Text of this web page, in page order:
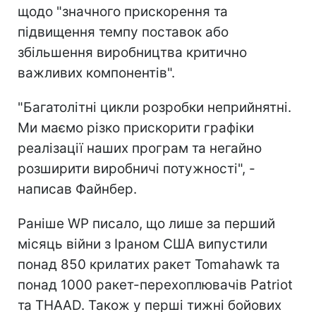
щодо "значного прискорення та
підвищення темпу поставок або
збільшення виробництва критично
важливих компонентів".
"Багатолітні цикли розробки неприйнятні.
Ми маємо різко прискорити графіки
реалізації наших програм та негайно
розширити виробничі потужності", -
написав Файнбер.
Раніше WP писало, що лише за перший
місяць війни з Іраном США випустили
понад 850 крилатих ракет Tomahawk та
понад 1000 ракет-перехоплювачів Patriot
та THAAD. Також у перші тижні бойових